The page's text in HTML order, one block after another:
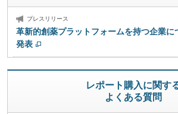
プレスリリース
革新的創薬プラットフォームを持つ企業に
発表
レポート購入に関す
よくある質問